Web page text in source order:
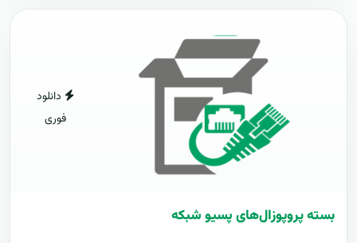
دانلود
فوری
بسته پروپوزال‌های پسیو شبکه